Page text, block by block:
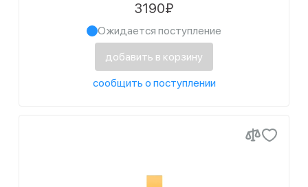
3190₽
Ожидается поступление
добавить в корзину
сообщить о поступлении